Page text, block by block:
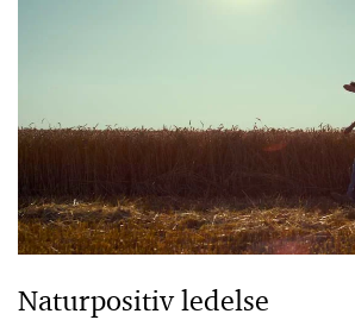
Naturpositiv ledelse